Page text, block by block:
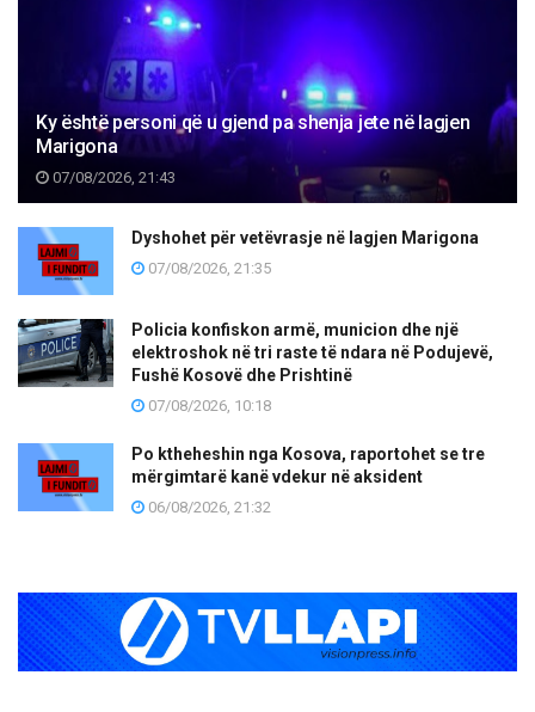
Ky është personi që u gjend pa shenja jete në lagjen
Marigona
07/08/2026, 21:43
Dyshohet për vetëvrasje në lagjen Marigona
07/08/2026, 21:35
Policia konfiskon armë, municion dhe një
elektroshok në tri raste të ndara në Podujevë,
Fushë Kosovë dhe Prishtinë
07/08/2026, 10:18
Po ktheheshin nga Kosova, raportohet se tre
mërgimtarë kanë vdekur në aksident
06/08/2026, 21:32